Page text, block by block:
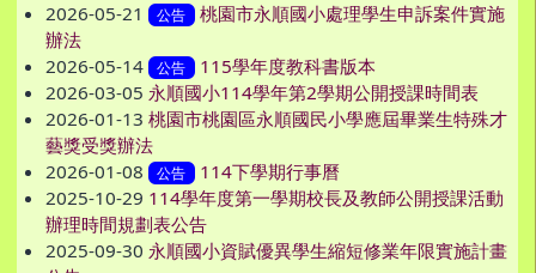
2026-05-21 公告
桃園市永順國小處理學生申訴案件實施
辦法
2026-05-14
公告
115學年度教科書版本
2026-03-05 永順國小114學年第2學期公開授課時間表
2026-01-13 桃園市桃園區永順國民小學應屆畢業生特殊才
藝獎受獎辦法
2026-01-08
公告
114下學期行事曆
2025-10-29 114學年度第一學期校長及教師公開授課活動
辦理時間規劃表公告
2025-09-30 永順國小資賦優異學生縮短修業年限實施計畫